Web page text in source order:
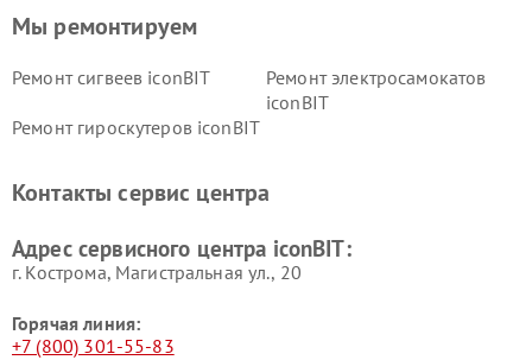
Мы ремонтируем
Ремонт сигвеев iconBIT
Ремонт электросамокатов
iconBIT
Ремонт гироскутеров iconBIT
Контакты сервис центра
Адрес сервисного центра iconBIT:
г. Кострома, Магистральная ул., 20
Горячая линия:
+7 (800) 301-55-83